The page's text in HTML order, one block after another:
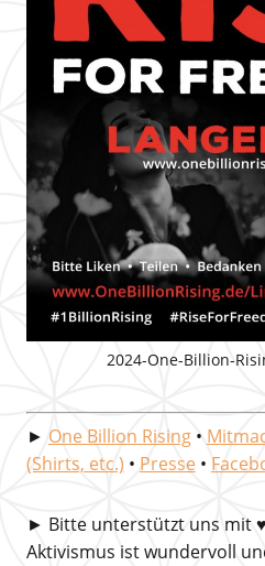
2024-One-Billion-
► One Billion Rising•
(Shirts, etc.) • Presse •
► Bitte unterstützt uns mit♥
Aktivismus ist wundervoll